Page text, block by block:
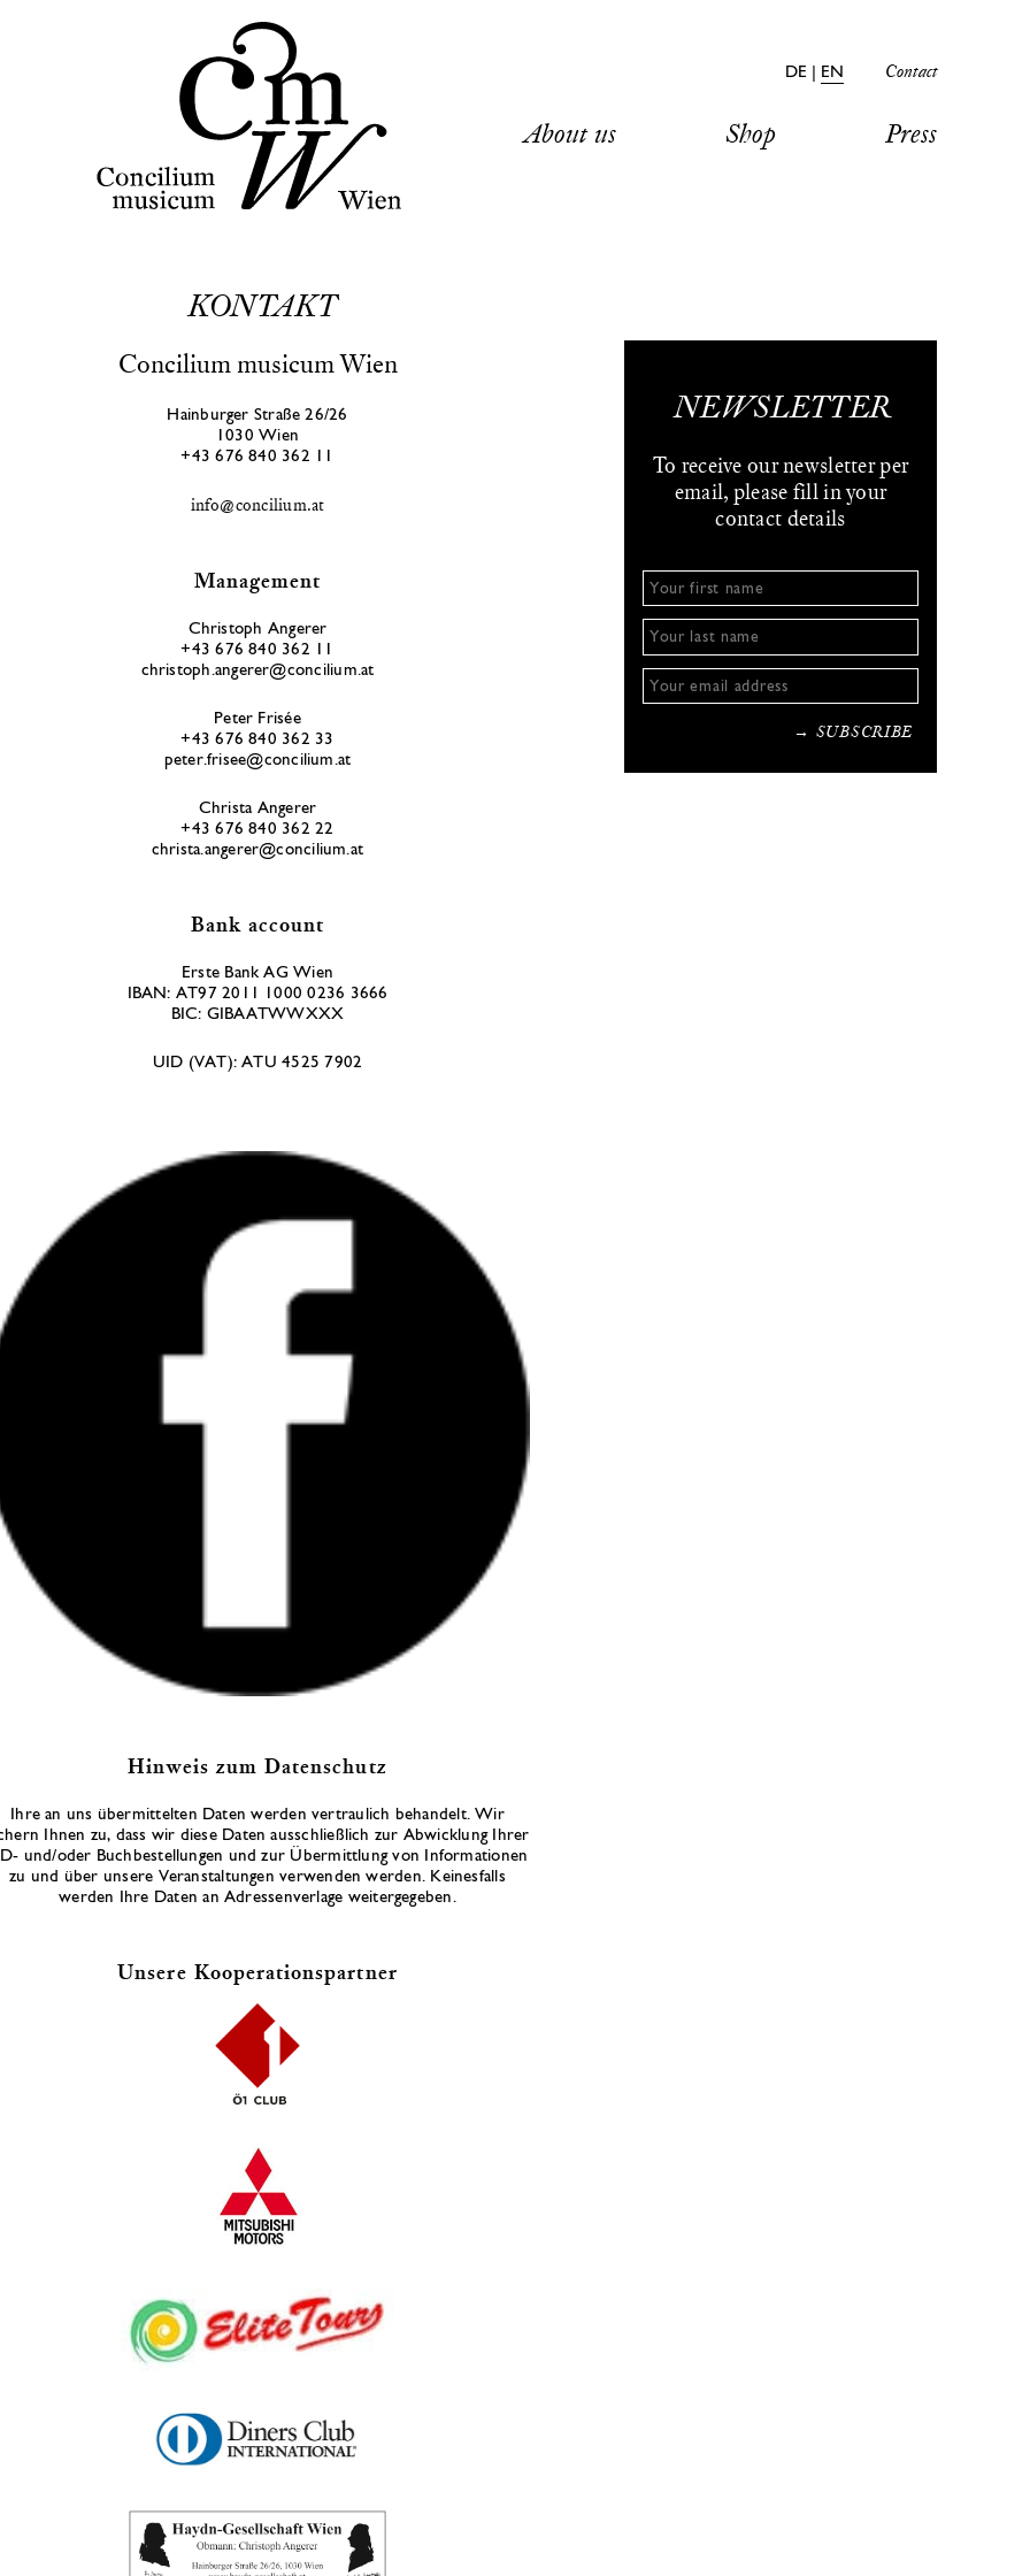
DE EN Contact
About us Shop Press
KONTAKT
Concilium musicum Wien
Hainburger Straße 26/26
1030 Wien
+43 676 840 362 11
info@concilium.at
NEWSLETTER
To receive our newsletter per
email, please fill in your
contact details
Management
Christoph Angerer
+43 676 840 362 11
christoph.angerer@concilium.at
Peter Frisée
+43 676 840 362 33
peter.frisee@concilium.at
Christa Angerer
+43 676 840 362 22
christa.angerer@concilium.at
Bank account
Erste Bank AG Wien
IBAN: AT97 2011 1000 0236 3666
BIC: GIBAATWWXXX
UID (VAT): ATU 4525 7902
Hinweis zum Datenschutz
Ihre an uns übermittelten Daten werden vertraulich behandelt. Wir
Ihnen zu, dass wir diese Daten ausschließlich zur Abwicklung Ihrer
und/oder Buchbestellungen und zur Übermittlung von Informationen
zu und über unsere Veranstaltungen verwenden werden. Keinesfalls
werden Ihre Daten an Adressenverlage weitergegeben.
Unsere Kooperationspartner